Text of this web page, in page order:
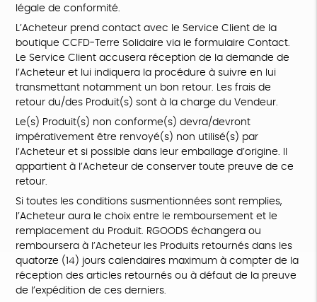
légale de conformité.
L’Acheteur prend contact avec le Service Client de la
boutique CCFD-Terre Solidaire via le formulaire Contact.
Le Service Client accusera réception de la demande de
l’Acheteur et lui indiquera la procédure à suivre en lui
transmettant notamment un bon retour. Les frais de
retour du/des Produit(s) sont à la charge du Vendeur.
Le(s) Produit(s) non conforme(s) devra/devront
impérativement être renvoyé(s) non utilisé(s) par
l’Acheteur et si possible dans leur emballage d’origine. Il
appartient à l’Acheteur de conserver toute preuve de ce
retour.
Si toutes les conditions susmentionnées sont remplies,
l’Acheteur aura le choix entre le remboursement et le
remplacement du Produit. RGOODS échangera ou
remboursera à l’Acheteur les Produits retournés dans les
quatorze (14) jours calendaires maximum à compter de la
réception des articles retournés ou à défaut de la preuve
de l’expédition de ces derniers.